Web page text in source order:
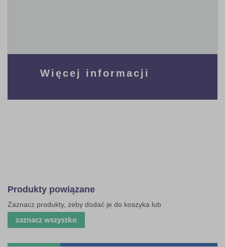
Więcej informacji
Produkty powiązane
Zaznacz produkty, żeby dodać je do koszyka lub
zaznacz wszystko